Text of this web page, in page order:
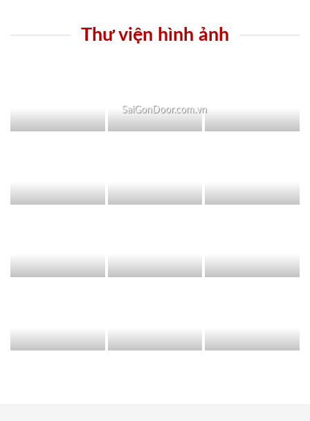
Thư viện hình ảnh
SaiGonDoor.com.vn